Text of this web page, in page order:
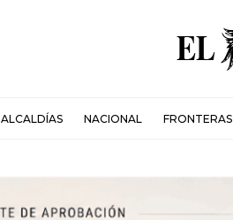
ALCALDÍAS NACIONAL FRONTERAS